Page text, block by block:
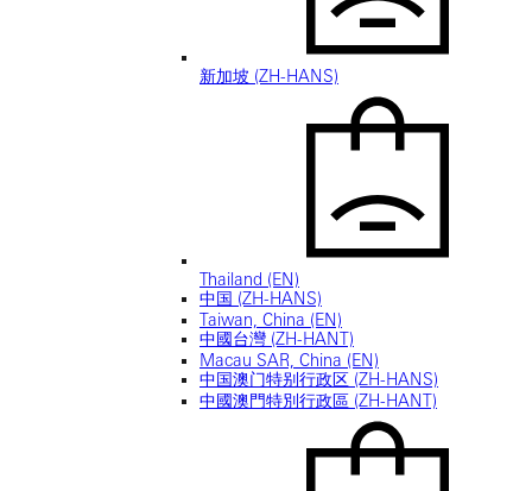
新加坡 (ZH-HANS)
Thailand (EN)
中国 (ZH-HANS)
Taiwan, China (EN)
中國台灣 (ZH-HANT)
Macau SAR, China (EN)
中国澳门特别行政区 (ZH-HANS)
中國澳門特別行政區 (ZH-HANT)